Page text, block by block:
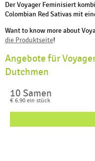
Der Voyager Feminisiert
Colombian Red Sativas mit
Want to know more about
die Produktseite!
Angebote für
Dutchmen
10 Samen
€ 6.90 ein stück